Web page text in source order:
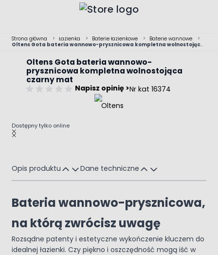
Strona główna > Łazienka > Baterie łazienkowe > Baterie wannowe
>
Oltens Gota bateria wannowo-prysznicowa kompletna wolnostojąca
Oltens Gota bateria wannowo-
prysznicowa kompletna wolnostojąca
czarny mat
Napisz opinię >Nr kat 16374
Dostępny tylko online
Main image
Click to view image in fullscreen
Opis produktu Dane techniczne
Bateria wannowo-prysznicowa,
na którą zwrócisz uwagę
Rozsądne patenty i estetyczne wykończenie kluczem do
idealnej łazienki. Czy piękno i oszczędność mogą iść w